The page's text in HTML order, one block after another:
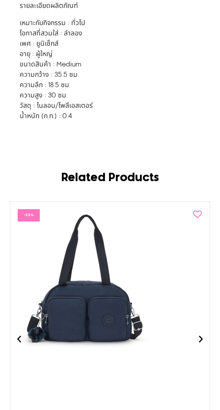
รายละเอียดผลิตภัณฑ์
เหมาะกับกิจกรรม : ทั่วไป
โอกาสที่สวมใส่ : ลำลอง
เพศ : ยูนิเซ็กส์
อายุ : ผู้ใหญ่
ขนาดสินค้า : Medium
ความกว้าง : 35.5 ซม.
ความลึก : 18.5 ซม.
ความสูง : 30 ซม.
วัสดุ : ไนลอน/โพลีเอสเตอร์
น้ำหนัก (ก.ก.) : 0.4
Related Products
-25%